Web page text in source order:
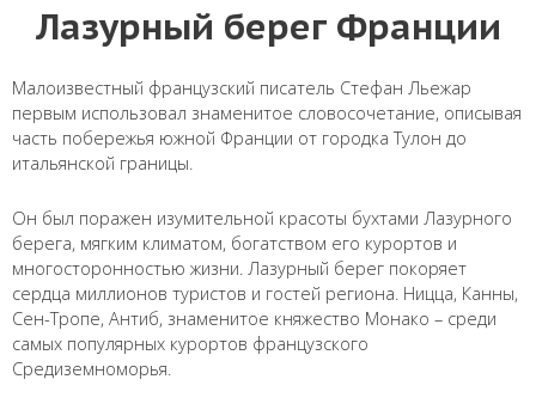
Лазурный берег Франции
Малоизвестный французский писатель Стефан Льежар
первым использовал знаменитое словосочетание, описывая
часть побережья южной Франции от городка Тулон до
итальянской границы.
Он был поражен изумительной красоты бухтами Лазурного
берега, мягким климатом, богатством его курортов и
многосторонностью жизни. Лазурный берег покоряет
сердца миллионов туристов и гостей региона. Ницца, Канны,
Сен-Тропе, Антиб, знаменитое княжество Монако – среди
самых популярных курортов французского
Средиземноморья.